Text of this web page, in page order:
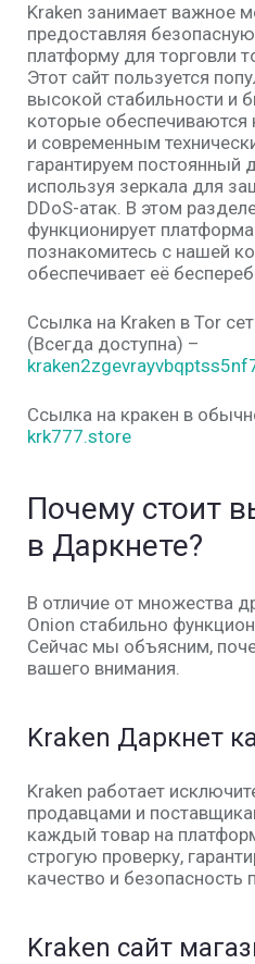
Kraken занимает важное
предоставляя
платформу для торговли
Этот сайт пользуется
высокой стабильности и
которые
и современным
гарантируем постоянный
используя зеркала для
DDoS-атак. В этом
функционирует
познакомитесь с нашей
обеспечивает её
Ссылка на Kraken в Tor
(Всегда доступна) –
Ссылка на кракен в
krk777.store
Почему стоит
в Даркнете?
В отличие от множества
Onion стабильно
Сейчас мы объясним,
вашего внимания.
Kraken Даркнет
Kraken работает
продавцами и
каждый товар на
строгую проверку,
качество и безопасность
Kraken сайт